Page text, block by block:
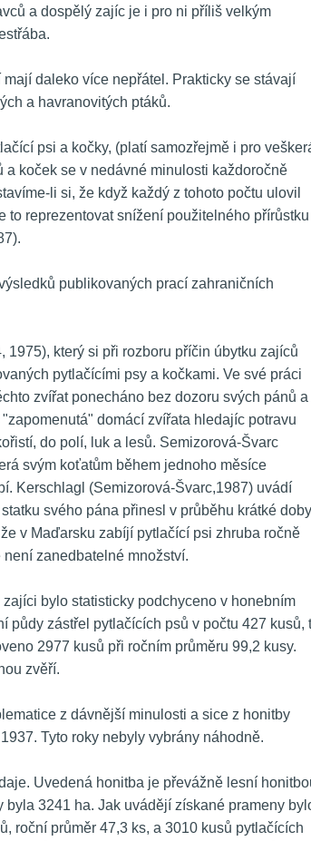
a dospělý zajíc je i pro ni příliš velkým
daleko více nepřátel. Prakticky se stávají
a havranovitých ptáků.
psi a kočky, (platí samozřejmě i pro
koček se v nedávné minulosti každoročně
li si, že když každý z tohoto počtu ulovil
reprezentovat snížení použitelného přírůstku
publikovaných prací zahraničních
který si při rozboru příčin úbytku zajíců
pytlačícími psy a kočkami. Ve své práci
zvířat ponecháno bez dozoru svých pánů a
domácí zvířata hledajíc potravu
do polí, luk a lesů. Semizorová-Švarc
svým koťatům během jednoho měsíce
Kerschlagl (Semizorová-Švarc,1987) uvádí
svého pána přinesl v průběhu krátké doby
v Maďarsku zabíjí pytlačící psi zhruba ročně
zanedbatelné množství.
bylo statisticky podchyceno v honebním
půdy zástřel pytlačících psů v počtu 427 kusů,
2977 kusů při ročním průměru 99,2 kusy.
zvěří.
z dávnější minulosti a sice z honitby
Tyto roky nebyly vybrány náhodně.
Uvedená honitba je převážně lesní
3241 ha. Jak uvádějí získané prameny
roční průměr 47,3 ks, a 3010 kusů pytlačících